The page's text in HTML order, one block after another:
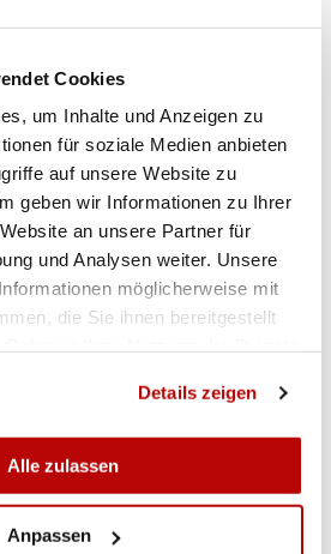
Cookies
um Inhalte und Anzeigen zu
für soziale Medien anbieten
auf unsere Website zu
geben wir Informationen zu Ihrer
an unsere Partner für
und Analysen weiter. Unsere
möglicherweise mit
die Sie ihnen bereitgestellt
Details zeigen
Alle zulassen
Anpassen
ZUR GALERIE